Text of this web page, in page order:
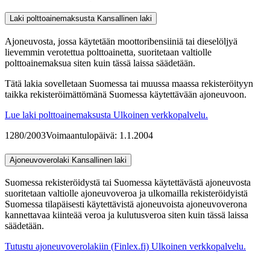
Laki polttoainemaksusta Kansallinen laki
Ajoneuvosta, jossa käytetään moottoribensiiniä tai dieselöljyä
lievemmin verotettua polttoainetta, suoritetaan valtiolle
polttoainemaksua siten kuin tässä laissa säädetään.
Tätä lakia sovelletaan Suomessa tai muussa maassa rekisteröityyn
taikka rekisteröimättömänä Suomessa käytettävään ajoneuvoon.
Lue laki polttoainemaksusta Ulkoinen verkkopalvelu.
1280/2003Voimaantulopäivä: 1.1.2004
Ajoneuvoverolaki Kansallinen laki
Suomessa rekisteröidystä tai Suomessa käytettävästä ajoneuvosta
suoritetaan valtiolle ajoneuvoveroa ja ulkomailla rekisteröidyistä
Suomessa tilapäisesti käytettävistä ajoneuvoista ajoneuvoverona
kannettavaa kiinteää veroa ja kulutusveroa siten kuin tässä laissa
säädetään.
Tutustu ajoneuvoverolakiin (Finlex.fi) Ulkoinen verkkopalvelu.